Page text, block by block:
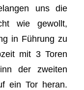
uns die
wie gewollt,
in Führung zu
mit 3 Toren
der zweiten
ein Tor heran.